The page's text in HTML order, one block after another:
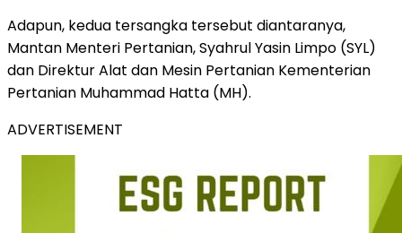
Adapun, kedua tersangka tersebut diantaranya,
Mantan Menteri Pertanian, Syahrul Yasin Limpo (SYL)
dan Direktur Alat dan Mesin Pertanian Kementerian
Pertanian Muhammad Hatta (MH).
ADVERTISEMENT